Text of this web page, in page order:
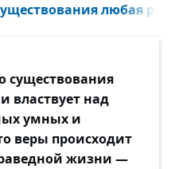
любая
существования
властвует над
умных и
веры происходит
жизни —